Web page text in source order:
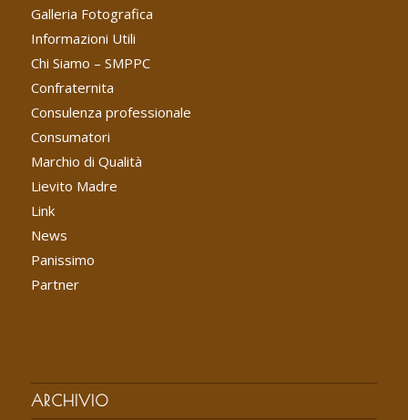
Galleria Fotografica
Informazioni Utili
Chi Siamo – SMPPC
Confraternita
Consulenza professionale
Consumatori
Marchio di Qualità
Lievito Madre
Link
News
Panissimo
Partner
ARCHIVIO